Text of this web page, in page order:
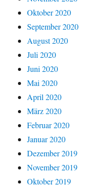
Oktober 2020
September 2020
August 2020
Juli 2020
Juni 2020
Mai 2020
April 2020
März 2020
Februar 2020
Januar 2020
Dezember 2019
November 2019
Oktober 2019